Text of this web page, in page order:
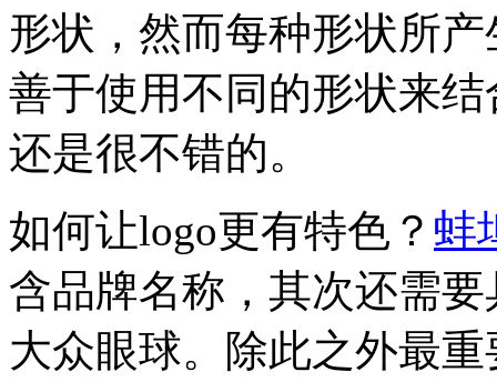
形状，然而每种形状所
善于使用不同的形状来
还是很不错的。
如何让logo更有特色？ 蚌
含品牌名称，其次还需
大众眼球。除此之外最